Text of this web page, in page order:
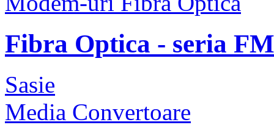
Fibra Optica - seria
Sasie
Media Convertoare